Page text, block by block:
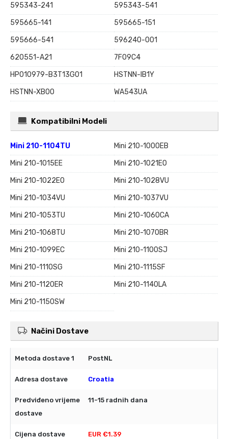
595343-241
595343-541
595665-141
595665-151
595666-541
596240-001
620551-A21
7F09C4
HP010979-B3T13G01
HSTNN-IB1Y
HSTNN-XB0O
WA543UA
Kompatibilni Modeli
Mini 210-1104TU
Mini 210-1000EB
Mini 210-1015EE
Mini 210-1021EO
Mini 210-1022EO
Mini 210-1028VU
Mini 210-1034VU
Mini 210-1037VU
Mini 210-1053TU
Mini 210-1060CA
Mini 210-1068TU
Mini 210-1070BR
Mini 210-1099EC
Mini 210-1100SJ
Mini 210-1110SG
Mini 210-1115SF
Mini 210-1120ER
Mini 210-1140LA
Mini 210-1150SW
Načini Dostave
PostNL
Croatia
11-15 radnih dana
EUR €1.39